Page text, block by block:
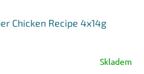
Chicken Recipe 4x14g
Skladem